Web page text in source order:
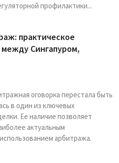
профилактики...
практическое
Сингапуром,
оговорка перестала быть
в один из ключевых
Ее наличие позволяет
актуальным
арбитража.